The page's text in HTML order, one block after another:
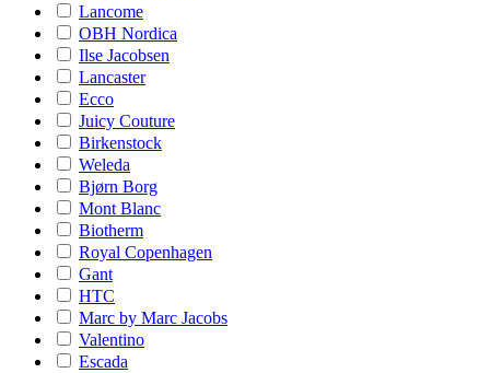
Lancome
OBH Nordica
Ilse Jacobsen
Lancaster
Ecco
Juicy Couture
Birkenstock
Weleda
Bjørn Borg
Mont Blanc
Biotherm
Royal Copenhagen
Gant
HTC
Marc by Marc Jacobs
Valentino
Escada